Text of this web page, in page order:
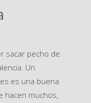
sacar pecho de
Un
es una buena
hacen muchos,